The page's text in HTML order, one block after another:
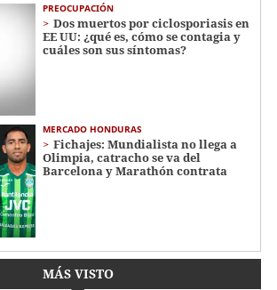
PREOCUPACIÓN
Dos muertos por ciclosporiasis en
EE UU: ¿qué es, cómo se contagia y
cuáles son sus síntomas?
MERCADO HONDURAS
Fichajes: Mundialista no llega a
Olimpia, catracho se va del
Barcelona y Marathón contrata
MÁS VISTO